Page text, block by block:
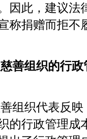
因此，建议法
称捐赠而拒不
善组织的行
组织代表反
的行政管理成